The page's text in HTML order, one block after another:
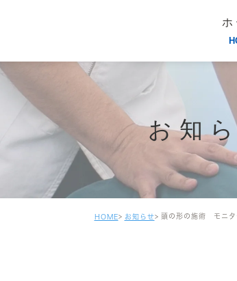
ホ
お知
HOME お知らせ 頭の形の施術 モニタ